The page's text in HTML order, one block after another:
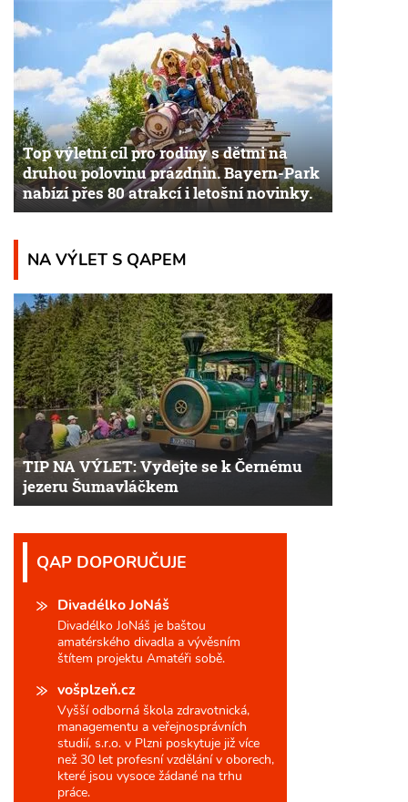
Top výletní cíl pro rodiny s dětmi na
druhou polovinu prázdnin. Bayern-Park
nabízí přes 80 atrakcí i letošní novinky.
NA VÝLET S QAPEM
TIP NA VÝLET: Vydejte se k Černému
jezeru Šumavláčkem
QAP DOPORUČUJE
Divadélko JoNáš
Divadélko JoNáš je baštou
amatérského divadla a vývěsním
štítem projektu Amatéři sobě.
vošplzeň.cz
Vyšší odborná škola zdravotnická,
managementu a veřejnosprávních
studií, s.r.o. v Plzni poskytuje již více
než 30 let profesní vzdělání v oborech,
které jsou vysoce žádané na trhu
práce.